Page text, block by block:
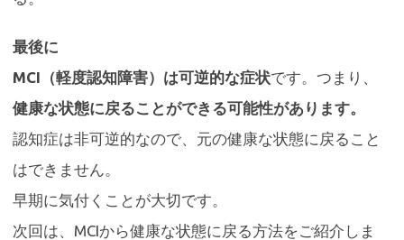
最後に
MCI（軽度認知障害）は可逆的な症状です。つまり、
健康な状態に戻ることができる可能性があります。
認知症は非可逆的なので、元の健康な状態に戻ること
はできません。
早期に気付くことが大切です。
次回は、MCIから健康な状態に戻る方法をご紹介しま